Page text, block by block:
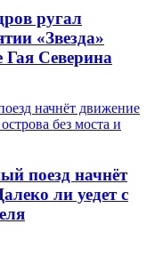
ругал
«Звезда»
Гая Северина
поезд начнёт
ли уедет с